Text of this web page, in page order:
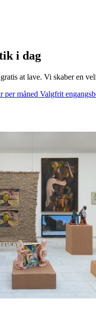
i dag
at lave. Vi skaber en
per måned Valgfrit